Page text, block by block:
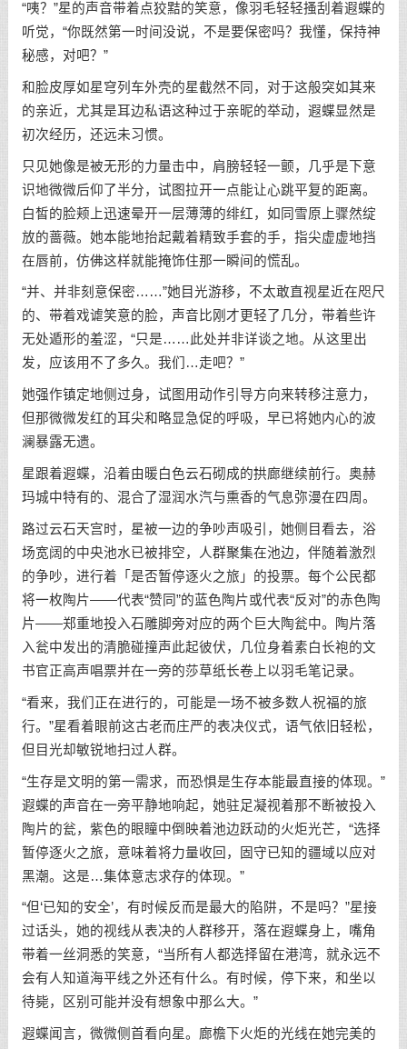
“咦？”星的声音带着点狡黠的笑意，像羽毛轻轻搔刮着遐蝶的
听觉，“你既然第一时间没说，不是要保密吗？我懂，保持神
秘感，对吧？”
和脸皮厚如星穹列车外壳的星截然不同，对于这般突如其来
的亲近，尤其是耳边私语这种过于亲昵的举动，遐蝶显然是
初次经历，还远未习惯。
只见她像是被无形的力量击中，肩膀轻轻一颤，几乎是下意
识地微微后仰了半分，试图拉开一点能让心跳平复的距离。
白皙的脸颊上迅速晕开一层薄薄的绯红，如同雪原上骤然绽
放的蔷薇。她本能地抬起戴着精致手套的手，指尖虚虚地挡
在唇前，仿佛这样就能掩饰住那一瞬间的慌乱。
“并、并非刻意保密……”她目光游移，不太敢直视星近在咫尺
的、带着戏谑笑意的脸，声音比刚才更轻了几分，带着些许
无处遁形的羞涩，“只是……此处并非详谈之地。从这里出
发，应该用不了多久。我们…走吧？”
她强作镇定地侧过身，试图用动作引导方向来转移注意力，
但那微微发红的耳尖和略显急促的呼吸，早已将她内心的波
澜暴露无遗。
星跟着遐蝶，沿着由暖白色云石砌成的拱廊继续前行。奥赫
玛城中特有的、混合了湿润水汽与熏香的气息弥漫在四周。
路过云石天宫时，星被一边的争吵声吸引，她侧目看去，浴
场宽阔的中央池水已被排空，人群聚集在池边，伴随着激烈
的争吵，进行着「是否暂停逐火之旅」的投票。每个公民都
将一枚陶片——代表“赞同”的蓝色陶片或代表“反对”的赤色陶
片——郑重地投入石雕脚旁对应的两个巨大陶瓮中。陶片落
入瓮中发出的清脆碰撞声此起彼伏，几位身着素白长袍的文
书官正高声唱票并在一旁的莎草纸长卷上以羽毛笔记录。
“看来，我们正在进行的，可能是一场不被多数人祝福的旅
行。”星看着眼前这古老而庄严的表决仪式，语气依旧轻松，
但目光却敏锐地扫过人群。
“生存是文明的第一需求，而恐惧是生存本能最直接的体现。”
遐蝶的声音在一旁平静地响起，她驻足凝视着那不断被投入
陶片的瓮，紫色的眼瞳中倒映着池边跃动的火炬光芒，“选择
暂停逐火之旅，意味着将力量收回，固守已知的疆域以应对
黑潮。这是…集体意志求存的体现。”
“但‘已知的安全’，有时候反而是最大的陷阱，不是吗？”星接
过话头，她的视线从表决的人群移开，落在遐蝶身上，嘴角
带着一丝洞悉的笑意，“当所有人都选择留在港湾，就永远不
会有人知道海平线之外还有什么。有时候，停下来，和坐以
待毙，区别可能并没有想象中那么大。”
遐蝶闻言，微微侧首看向星。廊檐下火炬的光线在她完美的